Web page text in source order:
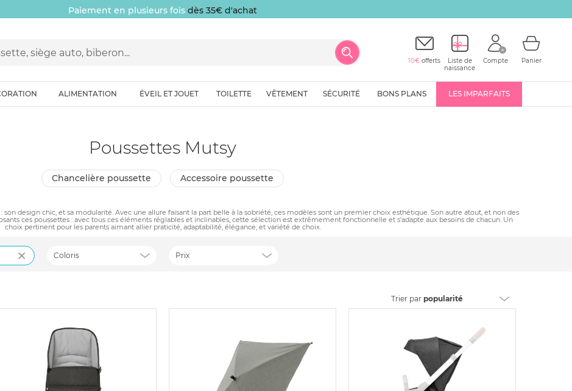
Paiement en plusieurs fois dès 35€ d'achat
10€ offerts
Liste de
naissance
Compte Panier
ALIMENTATION ÉVEIL ET JOUET TOILETTE VÊTEMENT SÉCURITÉ BONS PLANS LES IMPARFAITS
Poussettes Mutsy
chancelière poussette accessoire poussette
design chic, et sa modularité. Avec une allure faisant la part belle à la sobriété, ces modèles sont un premier choix esthétique. Son autre atout, et non des
ces poussettes : avec tous ces éléments réglables et inclinables, cette sélection est extrêmement fonctionnelle et s'adapte aux besoins de chacun. Un
choix pertinent pour les parents aimant allier praticité, adaptabilité, élégance, et variété de choix.
Coloris Prix
Trier par popularité